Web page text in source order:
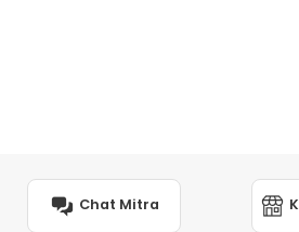
Chat Mitra